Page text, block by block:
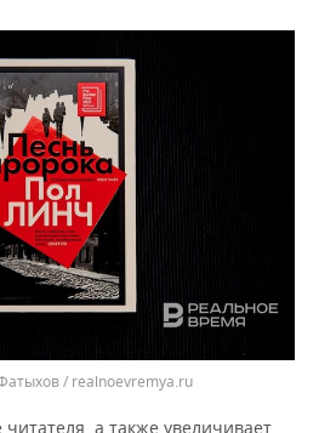
/ realnoevremya.ru
а также увеличивает